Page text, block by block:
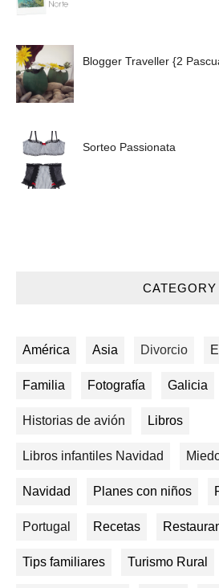
Blogger Traveller {2
Sorteo Passionata
CATEGORY
América Asia Divorcio
Familia Fotografía Galicia
Historias de avión Libros
Libros infantiles Navidad
Navidad Planes con niños
Portugal Recetas
Tips familiares Turismo Rural